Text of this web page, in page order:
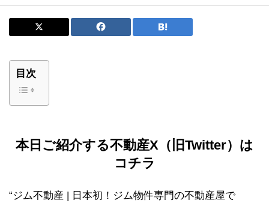
目次
本日ご紹介する不動産X（旧Twitter）は
コチラ
“ジム不動産 | 日本初！ジム物件専門の不動産屋で